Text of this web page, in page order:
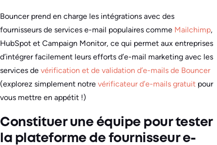
Bouncer prend en charge les intégrations avec des
fournisseurs de services e-mail populaires comme Mailchimp,
HubSpot et Campaign Monitor, ce qui permet aux entreprises
d’intégrer facilement leurs efforts d’e-mail marketing avec les
services de vérification et de validation d’e-mails de Bouncer
(explorez simplement notre vérificateur d’e-mails gratuit pour
vous mettre en appétit !)
Constituer une équipe pour tester
la plateforme de fournisseur e-